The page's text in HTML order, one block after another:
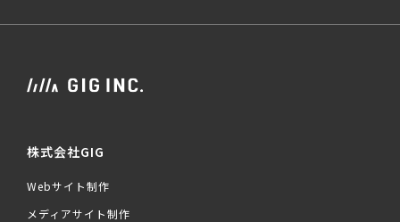
株式会社GIG
Webサイト制作
メディアサイト制作